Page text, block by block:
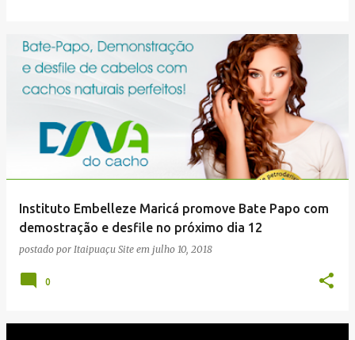
Instituto Embelleze Maricá promove Bate Papo com
demostração e desfile no próximo dia 12
postado por Itaipuaçu Site em julho 10, 2018
0